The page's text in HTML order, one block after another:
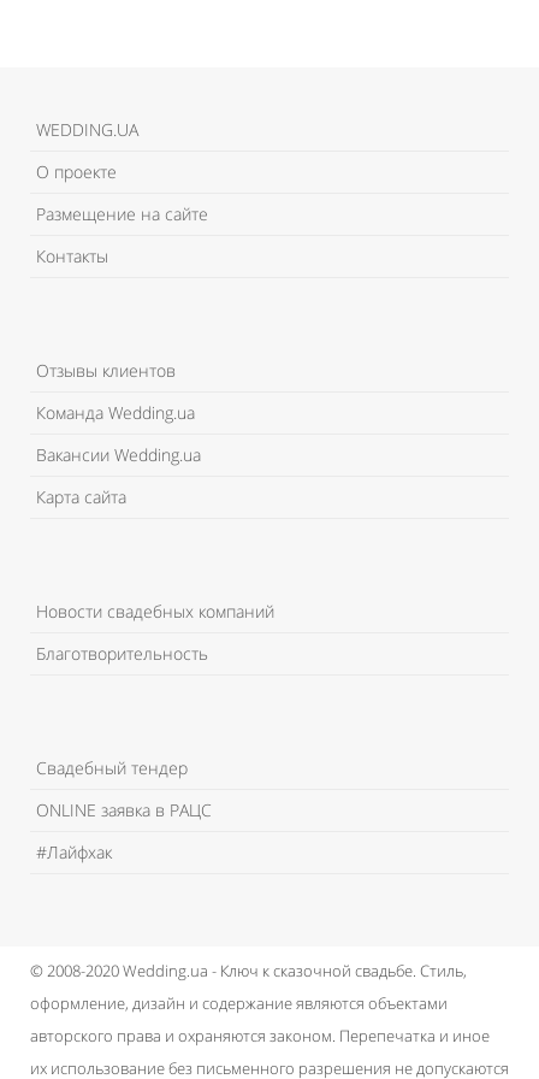
WEDDING.UA
О проекте
Размещение на сайте
Контакты
Отзывы клиентов
Команда Wedding.ua
Вакансии Wedding.ua
Карта сайта
Новости свадебных компаний
Благотворительность
Свадебный тендер
ONLINE заявка в РАЦС
#Лайфхак
© 2008-2020 Wedding.ua - Ключ к сказочной свадьбе. Стиль,
оформление, дизайн и содержание являются объектами
авторского права и охраняются законом. Перепечатка и иное
их использование без письменного разрешения не допускаются